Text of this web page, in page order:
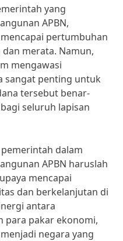
yang
APBN,
pertumbuhan
merata. Namun,
mengawasi
sangat penting untuk
tersebut benar-
seluruh lapisan
dalam
APBN haruslah
mencapai
dan berkelanjutan di
antara
para pakar ekonomi,
negara yang